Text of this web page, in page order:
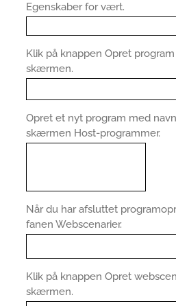
Egenskaber for vært.
Klik på knappen Opret
skærmen.
Opret et nyt program med
skærmen Host-programmer.
Når du har afsluttet
fanen Webscenarier.
Klik på knappen Opret
skærmen.